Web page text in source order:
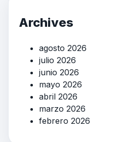
Archives
agosto 2026
julio 2026
junio 2026
mayo 2026
abril 2026
marzo 2026
febrero 2026